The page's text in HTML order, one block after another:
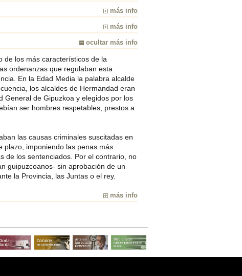
más info
más info
ocultar más info
de los más característicos de la
ordenanzas que regulaban esta
En la Edad Media la palabra alcalde
los alcaldes de Hermandad eran
General de Gipuzkoa y elegidos por los
ser hombres respetables, prestos a
las causas criminales suscitadas en
plazo, imponiendo las penas más
de los sentenciados. Por el contrario, no
guipuzcoanos- sin aprobación de un
la Provincia, las Juntas o el rey.
más info